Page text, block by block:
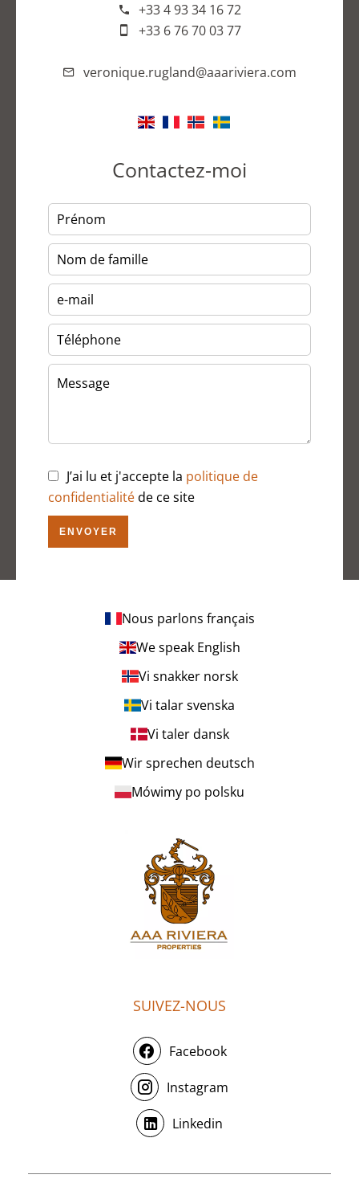
+33 4 93 34 16 72
+33 6 76 70 03 77
veronique.rugland@aaariviera.com
Contactez-moi
J’ai lu et j'accepte la politique de
confidentialitéde ce site
ENVOYER
Nous parlons français
We speak English
Vi snakker norsk
Vi talar svenska
Vi taler dansk
Wir sprechen deutsch
Mówimy po polsku
SUIVEZ-NOUS
Facebook
Instagram
Linkedin